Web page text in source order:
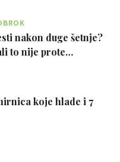
nakon duge šetnje?
to nije prote…
koje hlade i 7